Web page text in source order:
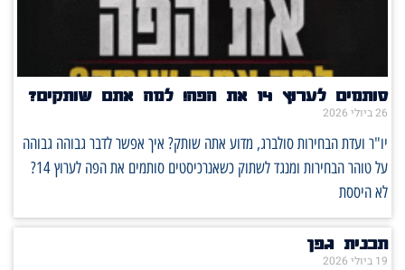
סותמים לערוץ 14 את הפה! למה אתם שותקים?
26 ביולי 2026
יו"ר ועדת הבחירות סולברג, מדוע אתה שותק? איך אפשר לדבר גבוהה גבוהה
על טוהר הבחירות ומנגד לשתוק כשאנרכיסטים סותמים את הפה לערוץ 14?
לא היססת
תכנית גפן
19 ביולי 2026